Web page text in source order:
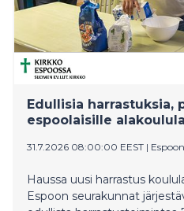
Edullisia harrastuksia,
espoolaisille
31.7.2026 08:00:00 EEST |
Haussa uusi harrastus
Espoon seurakunnat